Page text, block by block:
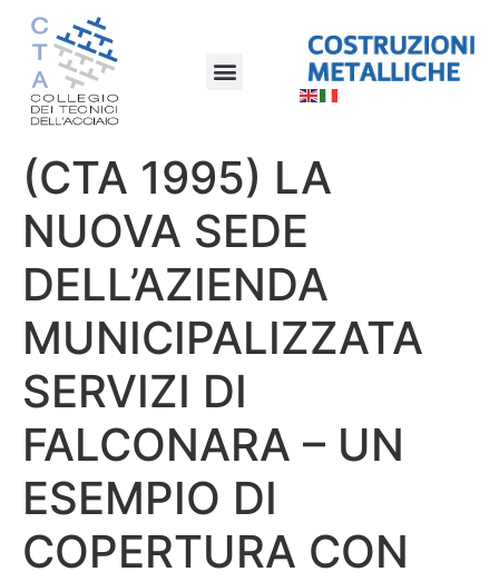
(CTA 1995) LA
NUOVA SEDE
DELL’AZIENDA
MUNICIPALIZZATA
SERVIZI DI
FALCONARA – UN
ESEMPIO DI
COPERTURA CON